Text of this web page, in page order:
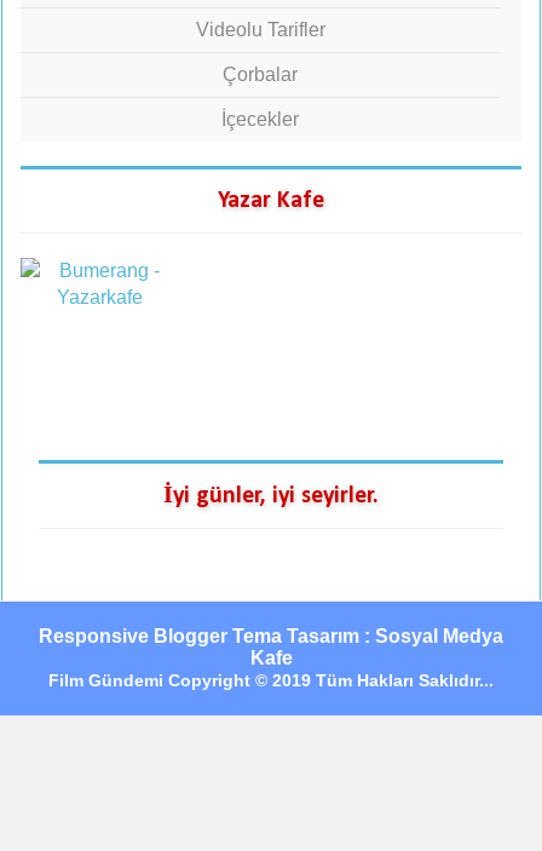
Videolu Tarifler
Çorbalar
İçecekler
Yazar Kafe
İyi günler, iyi seyirler.
Responsive Blogger Tema Tasarım : Sosyal Medya
Kafe
Film Gündemi Copyright © 2019 Tüm Hakları Saklıdır...